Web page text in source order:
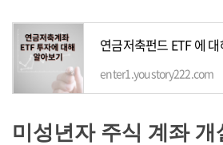
연금저축펀드 ETF 에
enter1.youstory222.com
미성년자 주식 계좌 개